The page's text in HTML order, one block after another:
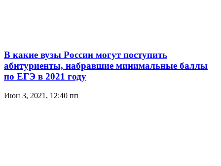
В какие вузы России могут поступить
абитуриенты, набравшие минимальные баллы
по ЕГЭ в 2021 году
Июн 3, 2021, 12:40 пп